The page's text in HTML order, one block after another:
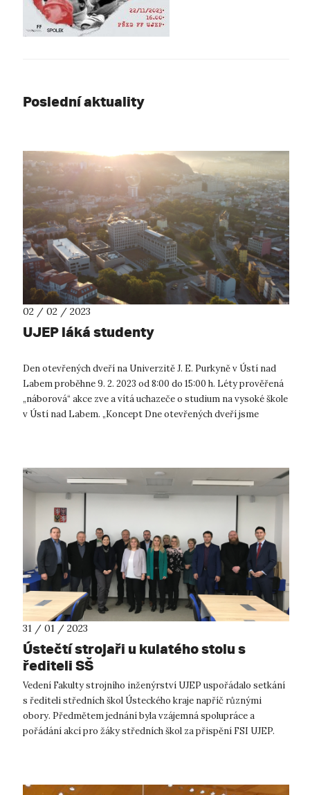
Poslední aktuality
02 / 02 / 2023
UJEP láká studenty
Den otevřených dveří na Univerzitě J. E. Purkyně v Ústí nad
Labem proběhne 9. 2. 2023 od 8:00 do 15:00 h. Léty prověřená
„náborová“ akce zve a vítá uchazeče o studium na vysoké škole
v Ústí nad Labem. „Koncept Dne otevřených dveří jsme
31 / 01 / 2023
Ústečtí strojaři u kulatého stolu s
řediteli SŠ
Vedení Fakulty strojního inženýrství UJEP uspořádalo setkání
s řediteli středních škol Ústeckého kraje napříč různými
obory. Předmětem jednání byla vzájemná spolupráce a
pořádání akcí pro žáky středních škol za přispění FSI UJEP.